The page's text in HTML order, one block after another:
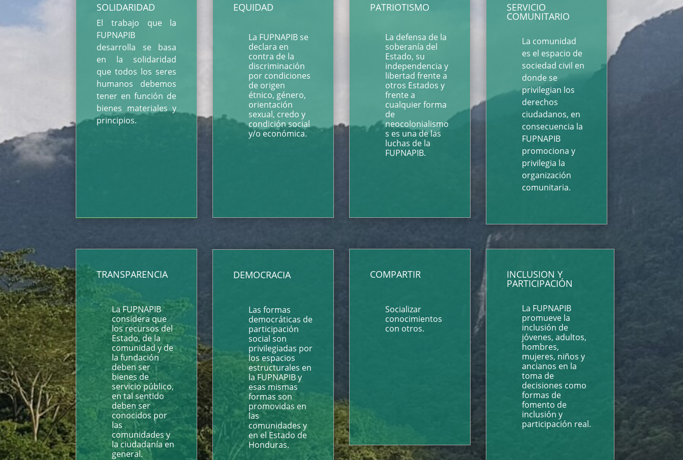
SOLIDARIDAD
El trabajo que la
FUPNAPIB
desarrolla se basa
en la solidaridad
que todos los seres
humanos debemos
tener en función de
bienes materiales y
principios.
EQUIDAD
La FUPNAPIB se
declara en
contra de la
discriminación
por condiciones
de origen
étnico, género,
orientación
sexual, credo y
condición social
y/o económica.
PATRIOTISMO
La defensa de la
soberanía del
Estado, su
independencia y
libertad frente a
otros Estados y
frente a
cualquier forma
de
neocolonialismo
s es una de las
luchas de la
FUPNAPIB.
SERVICIO
COMUNITARIO
La comunidad
es el espacio de
sociedad civil en
donde se
privilegian los
derechos
ciudadanos, en
consecuencia la
FUPNAPIB
promociona y
privilegia la
organización
comunitaria.
TRANSPARENCIA
La FUPNAPIB
considera que
los recursos del
Estado, de la
comunidad y de
la fundación
deben ser
bienes de
servicio público,
en tal sentido
deben ser
conocidos por
las
comunidades y
la ciudadanía en
general.
DEMOCRACIA
Las formas
democráticas de
participación
social son
privilegiadas por
los espacios
estructurales en
la FUPNAPIB y
esas mismas
formas son
promovidas en
las
comunidades y
en el Estado de
Honduras.
COMPARTIR
Socializar
conocimientos
con otros.
INCLUSION Y
PARTICIPACIÓN
La FUPNAPIB
promueve la
inclusión de
jóvenes, adultos,
hombres,
mujeres, niños y
ancianos en la
toma de
decisiones como
formas de
fomento de
inclusión y
participación real.